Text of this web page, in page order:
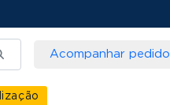
Acompanhar pedido